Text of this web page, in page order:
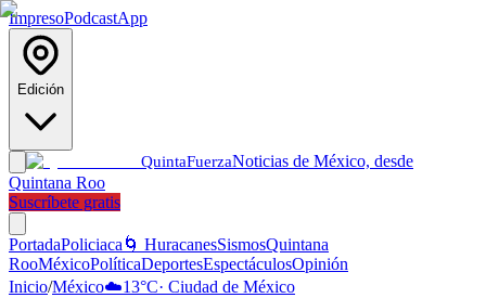
ImpresoPodcastApp
Edición
QuintaFuerzaNoticias de México, desde
Quintana Roo
Suscríbete gratis
PortadaPoliciaca 🌀 HuracanesSismosQuintana
RooMéxicoPolíticaDeportesEspectáculosOpinión
Inicio/México☁️13°C· Ciudad de México